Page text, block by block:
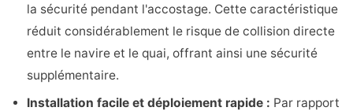
la sécurité pendant l'accostage. Cette caractéristique
réduit considérablement le risque de collision directe
entre le navire et le quai, offrant ainsi une sécurité
supplémentaire.
Installation facile et déploiement rapide : Par rapport